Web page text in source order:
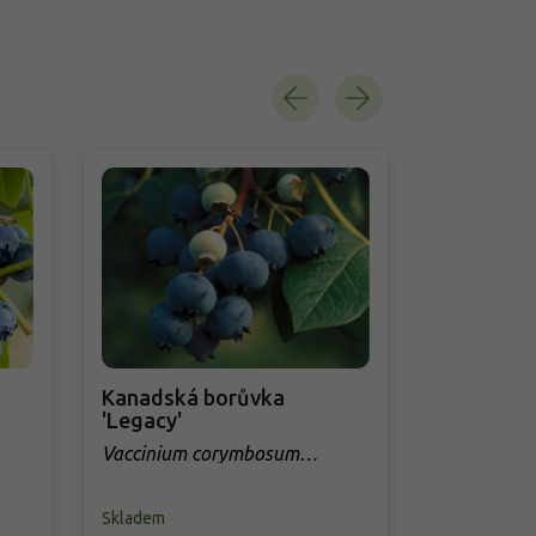
Kanadská borůvka
'Legacy'
Vaccinium corymbosum
Skladem